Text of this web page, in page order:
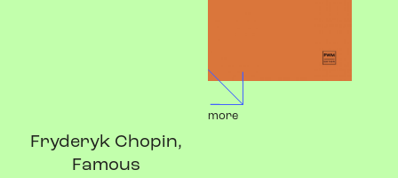
more
Fryderyk Chopin,
Famous